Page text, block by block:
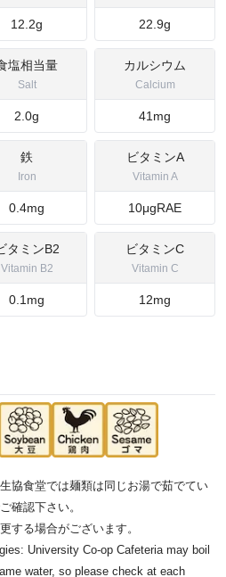
12.2g 22.9g
塩相当量
Salt
2.0g
カルシウム
Calcium
41mg
鉄
Iron
0.4mg
ビタミンA
Vitamin A
10μgRAE
タミンB2
Vitamin B2
0.1mg
ビタミンC
Vitamin C
12mg
協食堂では麺類は同じお湯で茹でてい
確認下さい。
する場合がございます。
University Co-op Cafeteria may boil
water, so please check at each